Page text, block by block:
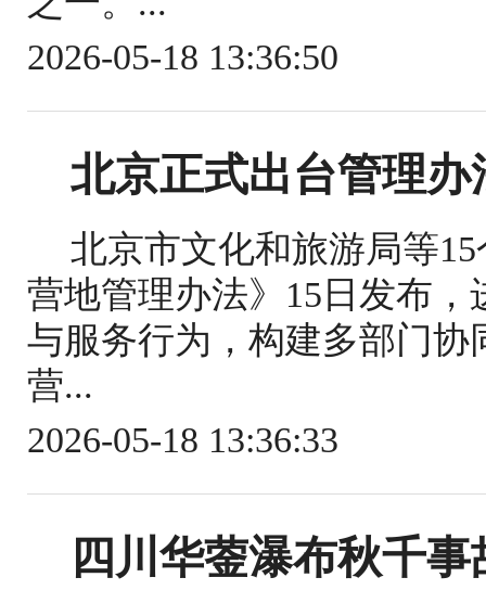
2026-05-18 13:36:50
北京正式出台管理
北京市文化和旅游局等
营地管理办法》15日发布
与服务行为，构建多部门
营...
2026-05-18 13:36:33
四川华蓥瀑布秋千